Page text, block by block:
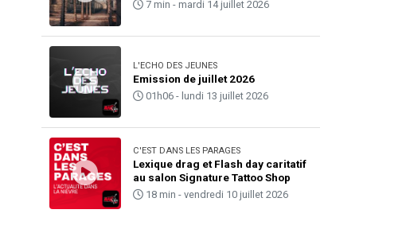
7 min - mardi 14 juillet 2026
L'ECHO DES JEUNES
Emission de juillet 2026
01h06 - lundi 13 juillet 2026
C'EST DANS LES PARAGES
Lexique drag et Flash day caritatif
au salon Signature Tattoo Shop
18 min - vendredi 10 juillet 2026